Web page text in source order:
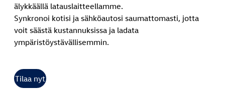
älykkäällä latauslaitteellamme.
Synkronoi kotisi ja sähköautosi saumattomasti, jotta
voit säästä kustannuksissa ja ladata
ympäristöystävällisemmin.
Tilaa nyt